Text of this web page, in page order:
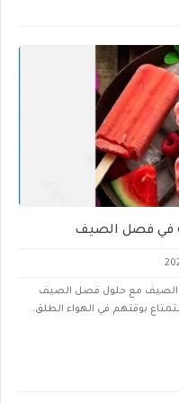
في فصل الصيف
مع حلول فصل الصيف
بوقتهم في الهواء الطلق.